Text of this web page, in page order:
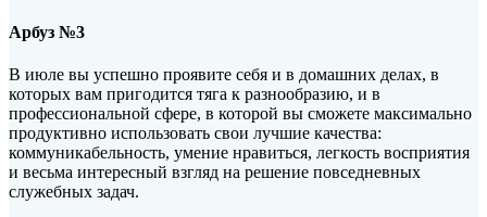
Арбуз №3
В июле вы успешно проявите себя и в домашних делах, в
которых вам пригодится тяга к разнообразию, и в
профессиональной сфере, в которой вы сможете максимально
продуктивно использовать свои лучшие качества:
коммуникабельность, умение нравиться, легкость восприятия
и весьма интересный взгляд на решение повседневных
служебных задач.